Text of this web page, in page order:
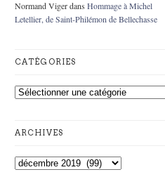
Normand Vigerdans Hommage à Michel
Letellier, de Saint-Philémon de Bellechasse
CATÉGORIES
ARCHIVES